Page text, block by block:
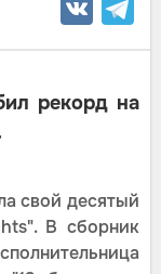
рекорд на
свой десятый
В сборник